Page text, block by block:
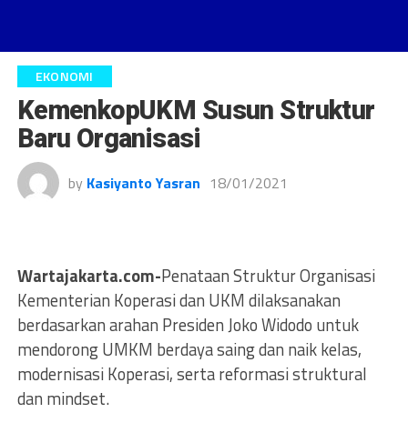
EKONOMI
KemenkopUKM Susun Struktur
Baru Organisasi
by Kasiyanto Yasran 18/01/2021
Wartajakarta.com-Penataan Struktur Organisasi
Kementerian Koperasi dan UKM dilaksanakan
berdasarkan arahan Presiden Joko Widodo untuk
mendorong UMKM berdaya saing dan naik kelas,
modernisasi Koperasi, serta reformasi struktural
dan mindset.